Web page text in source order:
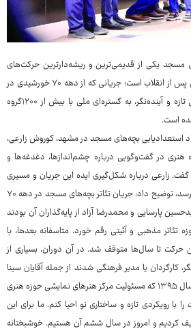
مسجد یکی از قدیمی‌ترین و ریشه‌دارترین حرکت‌های
مردمی در عرصه هنرهای نمایشی پس از انقلاب است؛ جریانی که از دهه ۷۰ خورشیدی در
قم شکل گرفت و امروز با نگاهی تازه و آینده‌نگر، به گستره‌ای ملی با بیش از ۱۲۰۰گروه
است.
استعدادیابی بچه‌های مسجد در مشهد، کوروش زارعی،
در گفت‌وگویی درباره چشم‌اندازها، دغدغه‌ها و
زارعی درباره شکل‌گیری ایده این جریان و مسیری
که طی کرده تا به وضعیت امروز برسد، توضیح داد: جریان تئاتر بچه‌های مسجد در دهه ۷۰
پارسایی و محمدرضا آزاد از پایه‌گذاران آن بودند
تئاتر مذهبی و آئینی رقم خورد. متاسفانه بعدها، با
حرکت تا سال‌ها متوقف شد. در آن دوران، بسیاری از
کارگردان یا مدیر فرهنگی شدند از جمله آقایان سینا
دلشادی و خداکرم خداکرمی. در سال ۱۳۹۵ که مسئولیت مرکز هنرهای نمایشی حوزه هنری
با رویکردی تازه و ساختاری نو احیا کنم. ما برای این
۹ ساله تعریف کردیم و امروز در سال ششم آن هستیم. خوشبختانه